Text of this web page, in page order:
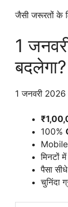
जैसी जरूरतों के
1
बदलेगा?
1 जनवरी
100%
मिनटों
पैसा
चुनिंदा